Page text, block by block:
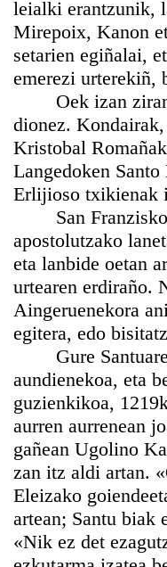
leialki erantzunik,
Mirepoix, Kanon
setarien egiñalai,
emerezi urterekiñ,
Oek izan ziran
dionez.
Kristobal
Langedoken
Erlijioso txikienak
San Franzisko,
apostolutzako
eta lanbide oetan
urtearen erdiraño.
Aingeruenekora
egitera, edo
Gure Santuaren
aundienekoa, eta
guzienkikoa,
aurren aurrenean
gañean Ugolino
zan itz aldi artan.
Eleizako
artean; Santu biak
«Nik ez det